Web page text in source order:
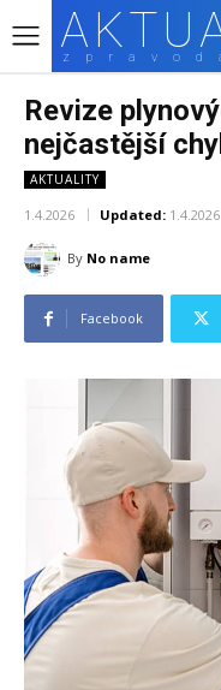
Revize
nejčastější
AKTUALITY
1.4.2026 Updated: 1.4.2026
By No name
Facebook